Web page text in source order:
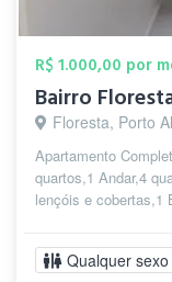
R$ 1.000,00 por
Bairro
Floresta, Porto
Apartamento
quartos,1 Andar,4
lençóis e cobertas,1
Qualquer sexo